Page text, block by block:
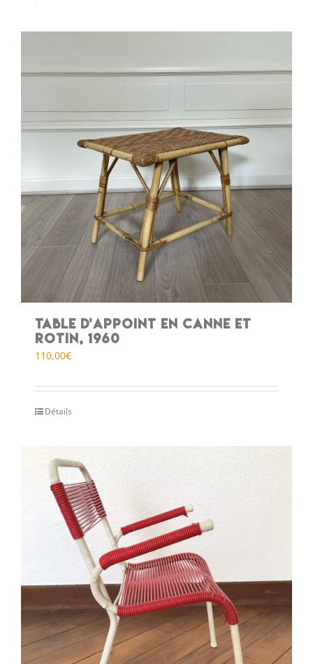
Table d’appoint en canne et
rotin, 1960
110,00€
Détails